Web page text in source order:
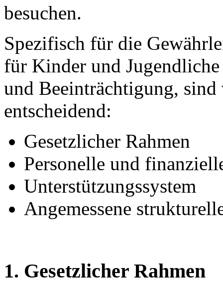
besuchen.
Spezifisch für die
für Kinder und
und Beeinträchtigung,
entscheidend:
Gesetzlicher Rahmen
Personelle und
Unterstützungssystem
Angemessene
1. Gesetzlicher Rahmen